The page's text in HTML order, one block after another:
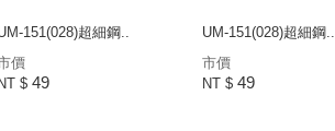
151(028)超細鋼..
價
NT $ 49
UM-151(028)超細鋼..
市價
NT $ 49